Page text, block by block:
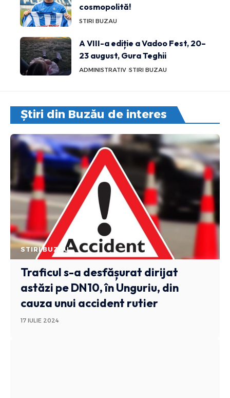
cosmopolită!
STIRI BUZAU
A VIII-a ediție a Vadoo Fest, 20–
23 august, Gura Teghii
ADMINISTRATIV STIRI BUZAU
Știri din Buzău de interes
STIRI BUZAU
Traficul s-a desfășurat dirijat
astăzi pe DN10, în Unguriu, din
cauza unui accident rutier
17 IULIE 2024